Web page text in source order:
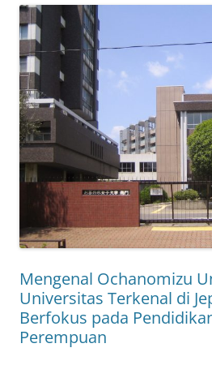
Mengenal Ochanomizu
Universitas Terkenal di
Berfokus pada
Perempuan